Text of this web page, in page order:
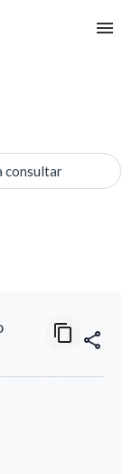
consultar